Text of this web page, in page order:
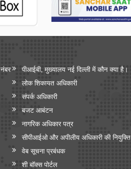
पीआईबी, मुख्यालय नई दिल्ली में कौन क्या है।
लोक शिकायत अधिकारी
संपर्क अधिकारी
बजट आबंटन
नागरिक अधिकार पत्र
सीपीआईओ और अपी‍लीय अधिकारी की नियुक्ति
वेब सूचना प्रबंधक
शी बॉक्स पोर्टल